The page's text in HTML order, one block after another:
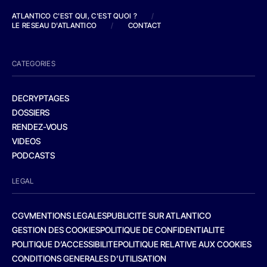
ATLANTICO C'EST QUI, C'EST QUOI ?
/
LE RESEAU D'ATLANTICO
/ CONTACT
CATEGORIES
DECRYPTAGES
DOSSIERS
RENDEZ-VOUS
VIDEOS
PODCASTS
LEGAL
CGVMENTIONS LEGALESPUBLICITE SUR ATLANTICO
GESTION DES COOKIESPOLITIQUE DE CONFIDENTIALITE
POLITIQUE D’ACCESSIBILITEPOLITIQUE RELATIVE AUX COOKIES
CONDITIONS GENERALES D’UTILISATION